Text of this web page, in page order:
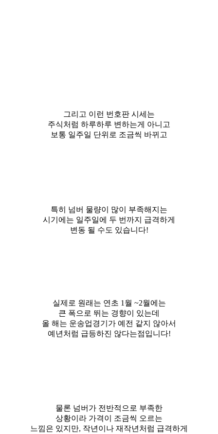
그리고 이런 번호판 시세는
주식처럼 하루하루 변하는게 아니고
보통 일주일 단위로 조금씩 바뀌고
특히 넘버 물량이 많이 부족해지는
시기에는 일주일에 두 번까지 급격하게
변동 될 수도 있습니다!
실제로 원래는 연초 1월 ~2월에는
큰 폭으로 뛰는 경향이 있는데
올 해는 운송업경기가 예전 같지 않아서
예년처럼 급등하진 않다는점입니다!
물론 넘버가 전반적으로 부족한
상황이라 가격이 조금씩 오르는
느낌은 있지만, 작년이나 재작년처럼 급격하게